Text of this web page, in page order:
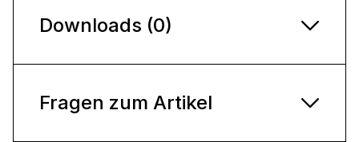
Downloads (0)
Fragen zum Artikel